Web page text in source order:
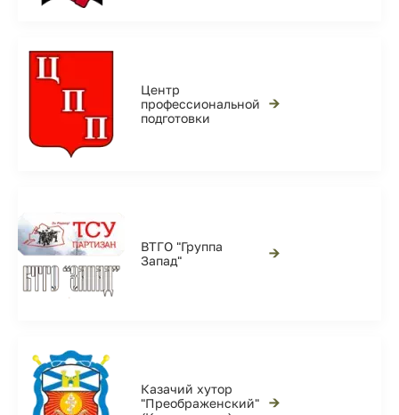
Центр
профессиональной
подготовки
→
ВТГО "Группа
Запад"
→
Казачий хутор
"Преображенский"
→